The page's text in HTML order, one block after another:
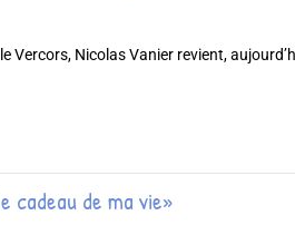
Vercors, Nicolas Vanier revient,
cadeau de ma vie»